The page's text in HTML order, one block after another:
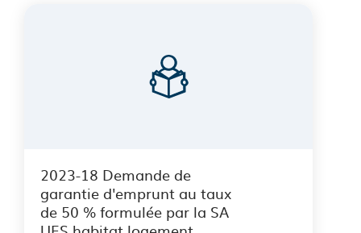
2023-18 Demande de
garantie d'emprunt au taux
de 50 % formulée par la SA